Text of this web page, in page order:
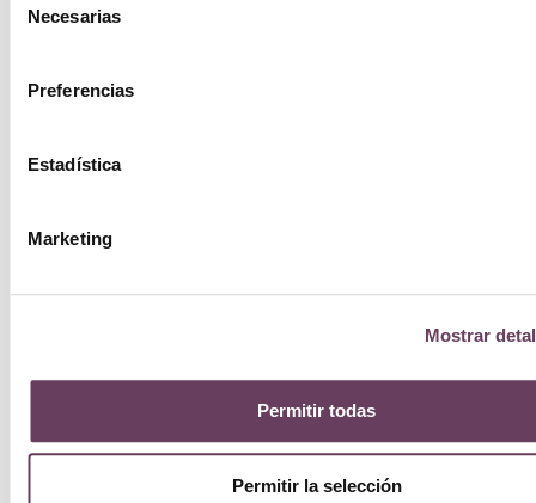
Necesarias
Preferencias
Estadística
Marketing
Mostrar
Permitir todas
Permitir la selección